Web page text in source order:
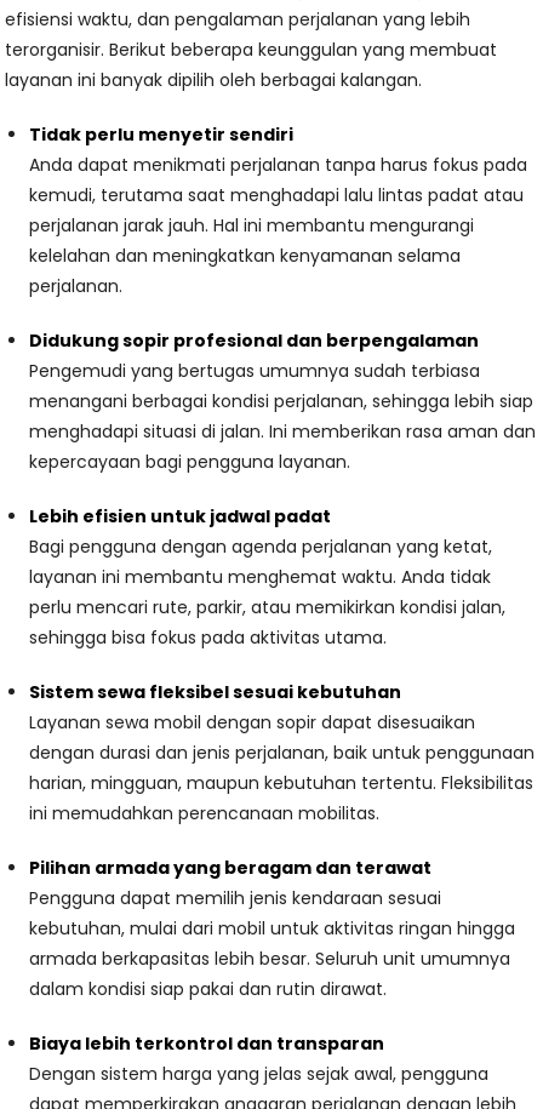
efisiensi waktu, dan pengalaman perjalanan yang lebih
terorganisir. Berikut beberapa keunggulan yang membuat
layanan ini banyak dipilih oleh berbagai kalangan.
Tidak perlu menyetir sendiri
Anda dapat menikmati perjalanan tanpa harus fokus pada
kemudi, terutama saat menghadapi lalu lintas padat atau
perjalanan jarak jauh. Hal ini membantu mengurangi
kelelahan dan meningkatkan kenyamanan selama
perjalanan.
Didukung sopir profesional dan berpengalaman
Pengemudi yang bertugas umumnya sudah terbiasa
menangani berbagai kondisi perjalanan, sehingga lebih siap
menghadapi situasi di jalan. Ini memberikan rasa aman dan
kepercayaan bagi pengguna layanan.
Lebih efisien untuk jadwal padat
Bagi pengguna dengan agenda perjalanan yang ketat,
layanan ini membantu menghemat waktu. Anda tidak
perlu mencari rute, parkir, atau memikirkan kondisi jalan,
sehingga bisa fokus pada aktivitas utama.
Sistem sewa fleksibel sesuai kebutuhan
Layanan sewa mobil dengan sopir dapat disesuaikan
dengan durasi dan jenis perjalanan, baik untuk penggunaan
harian, mingguan, maupun kebutuhan tertentu. Fleksibilitas
ini memudahkan perencanaan mobilitas.
Pilihan armada yang beragam dan terawat
Pengguna dapat memilih jenis kendaraan sesuai
kebutuhan, mulai dari mobil untuk aktivitas ringan hingga
armada berkapasitas lebih besar. Seluruh unit umumnya
dalam kondisi siap pakai dan rutin dirawat.
Biaya lebih terkontrol dan transparan
Dengan sistem harga yang jelas sejak awal, pengguna
dapat memperkirakan anggaran perjalanan dengan lebih